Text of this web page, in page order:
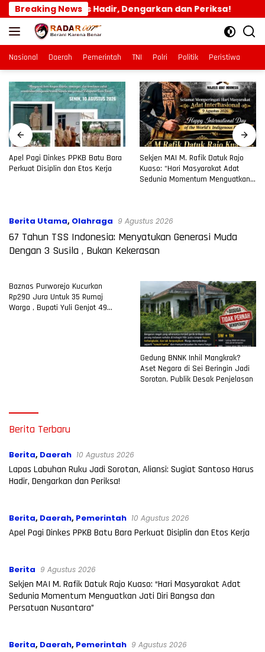
Langsung
ke
konten
Breaking News
Harus Hadir, Dengarkan dan Periksa!
Nasional Daerah Pemerintah TNI Polri Politik Peristiwa
Apel Pagi Dinkes PPKB Batu Bara
Perkuat Disiplin dan Etos Kerja
Sekjen MAI M. Rafik Datuk Rajo
Kuaso: “Hari Masyarakat Adat
Sedunia Momentum Menguatkan
Berita Utama, Olahraga 9 Agustus 2026
67 Tahun TSS Indonesia: Menyatukan Generasi Muda
Dengan 3 Susila , Bukan Kekerasan
Baznas Purworejo Kucurkan
Rp290 Jura Untuk 35 Rumaj
Warga , Bupati Yuli Genjot 49
Gedung BNNK Inhil Mangkrak?
Aset Negara di Sei Beringin Jadi
Sorotan, Publik Desak Penjelasan
Radar007.com
Berita Terbaru
Berita, Daerah 10 Agustus 2026
Lapas Labuhan Ruku Jadi Sorotan, Aliansi: Sugiat Santoso Harus
Hadir, Dengarkan dan Periksa!
Berita, Daerah, Pemerintah 10 Agustus 2026
Apel Pagi Dinkes PPKB Batu Bara Perkuat Disiplin dan Etos Kerja
Berita 9 Agustus 2026
Sekjen MAI M. Rafik Datuk Rajo Kuaso: “Hari Masyarakat Adat
Sedunia Momentum Menguatkan Jati Diri Bangsa dan
Persatuan Nusantara”
Berita, Daerah, Pemerintah 9 Agustus 2026